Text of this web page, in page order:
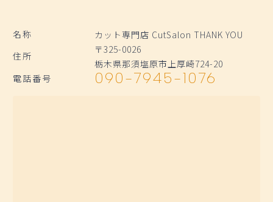
名称
カット専門店 CutSalon THANK YOU
住所
〒325-0026
栃木県那須塩原市上厚崎724-20
電話番号
090-7945-1076